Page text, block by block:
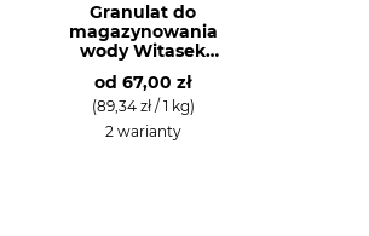
Granulat do
magazynowania
wody Witasek
Growit
od 67,00 zł
(89,34 zł / 1 kg)
2 warianty